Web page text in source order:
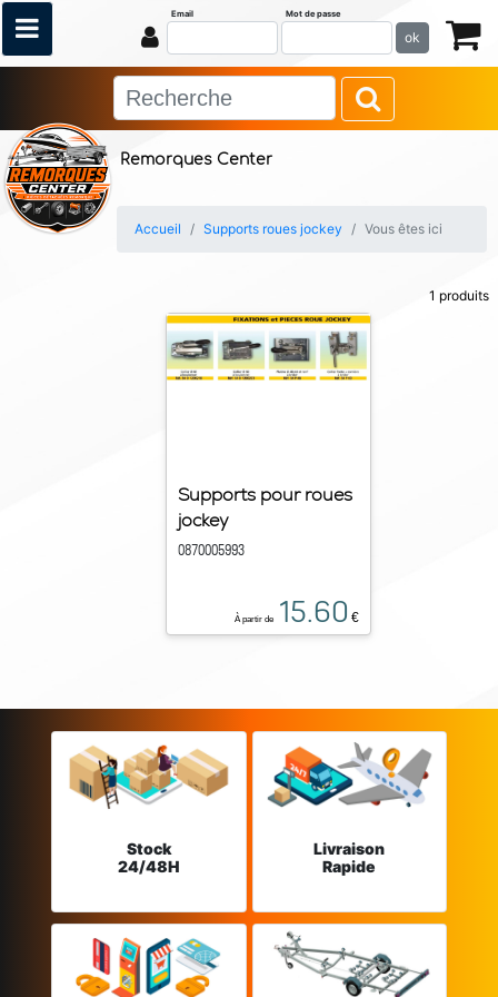
Remorques Center
Email Mot de passe
ok
Accueil Supports roues jockey Vous êtes ici
1 produits
Supports pour roues
jockey
0870005993
À partir de 15.60 €
Stock
24/48H
Livraison
Rapide